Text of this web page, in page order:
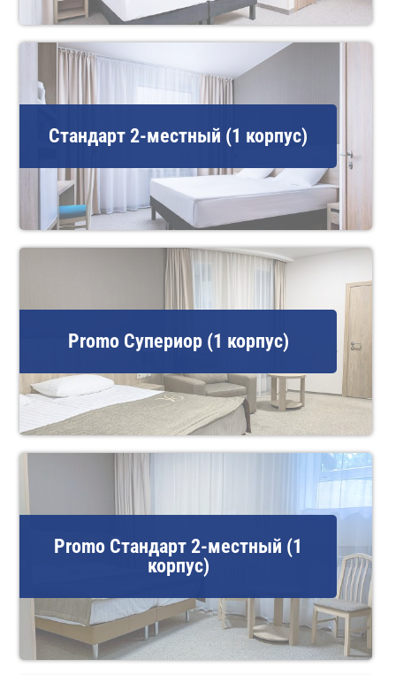
Стандарт 2-местный (1 корпус)
Promo Супериор (1 корпус)
Promo Стандарт 2-местный (1
корпус)